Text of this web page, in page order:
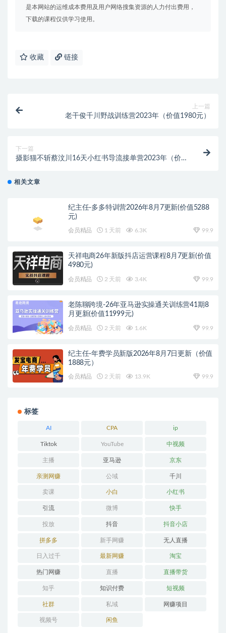
是本网站的运维成本费用及用户网络搜集资源的人力付出费用，
下载的课程仅供学习使用。
收藏 链接
上一篇
老干俊千川野战训练营2023年（价值1980元）
下一篇
摄影猫不斩蔡汶川16天小红书导流接单营2023年（价
相关文章
纪主任-多多特训营2026年8月7更新(价值5288
元)
会员精品 1 天前 6.3K 99.9
天祥电商26年新版抖店运营课程8月7更新(价值
4980元)
会员精品 2 天前 3.4K 99.9
老陈聊跨境-26年亚马逊实操通关训练营41期8
月更新(价值11999元)
会员精品 2 天前 1.6K 99.9
纪主任-年费学员新版2026年8月7日更新（价值
1888元）
会员精品 2 天前 13.9K 99.9
标签
AI CPA ip
Tiktok YouTube 中视频
主播 亚马逊 京东
亲测网赚 公域 千川
卖课 小白 小红书
引流 微博 快手
投放 抖音 抖音小店
拼多多 新手网赚 无人直播
日入过千 最新网赚 淘宝
热门网赚 直播 直播带货
知乎 知识付费 短视频
社群 私域 网赚项目
视频号 闲鱼